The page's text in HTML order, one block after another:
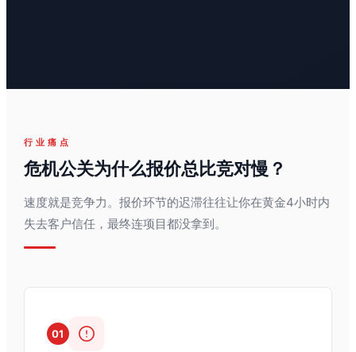
行业痛点
危机公关为什么报价总比竞对慢？
速度就是竞争力。报价环节的迟滞往往让你在黄金4小时内
失去客户信任，最终连项目都没拿到。
01